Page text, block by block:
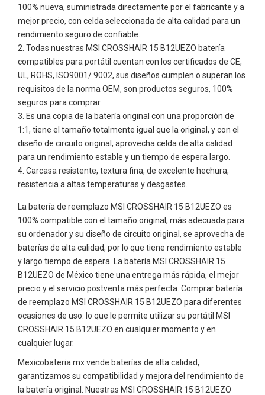
100% nueva, suministrada directamente por el fabricante y a
mejor precio, con celda seleccionada de alta calidad para un
rendimiento seguro de confiable.
Todas nuestras MSI CROSSHAIR 15 B12UEZO batería
compatibles para portátil cuentan con los certificados de CE,
UL, ROHS, ISO9001/ 9002, sus diseños cumplen o superan los
requisitos de la norma OEM, son productos seguros, 100%
seguros para comprar.
Es una copia de la batería original con una proporción de
1:1, tiene el tamaño totalmente igual que la original, y con el
diseño de circuito original, aprovecha celda de alta calidad
para un rendimiento estable y un tiempo de espera largo.
Carcasa resistente, textura fina, de excelente hechura,
resistencia a altas temperaturas y desgastes.
La batería de reemplazo MSI CROSSHAIR 15 B12UEZO es
100% compatible con el tamaño original, más adecuada para
su ordenador y su diseño de circuito original, se aprovecha de
baterías de alta calidad, por lo que tiene rendimiento estable
y largo tiempo de espera. La batería MSI CROSSHAIR 15
B12UEZO de México tiene una entrega más rápida, el mejor
precio y el servicio postventa más perfecta. Comprar batería
de reemplazo MSI CROSSHAIR 15 B12UEZO para diferentes
ocasiones de uso. lo que le permite utilizar su portátil MSI
CROSSHAIR 15 B12UEZO en cualquier momento y en
cualquier lugar.
Mexicobateria.mx vende baterías de alta calidad,
garantizamos su compatibilidad y mejora del rendimiento de
la batería original. Nuestras MSI CROSSHAIR 15 B12UEZO